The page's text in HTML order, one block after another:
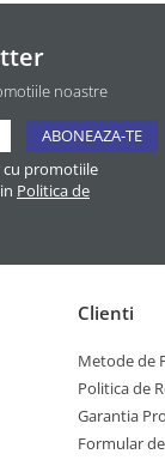
noastre
cu promotiile
Politica de
Clienti
Metode de
Politica de
Garantia
Formular